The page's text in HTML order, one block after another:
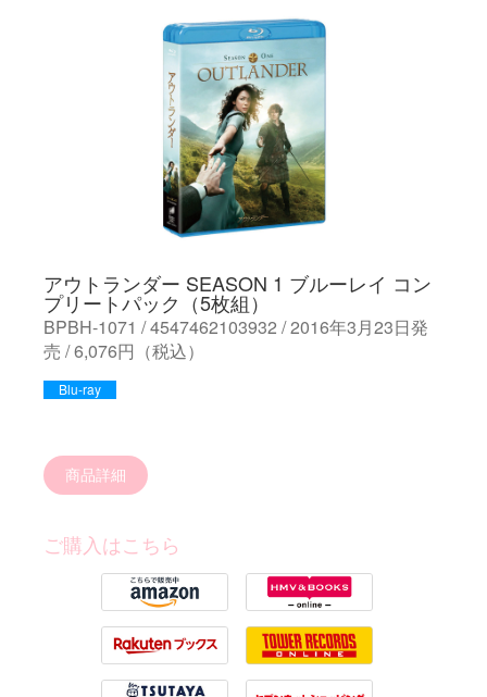
アウトランダー SEASON 1 ブルーレイ コン
プリートパック（5枚組）
BPBH-1071 / 4547462103932 / 2016年3月23日発
売 / 6,076円（税込）
Blu-ray
商品詳細
ご購入はこちら
Amazon HMV
Rakuten Tower Records